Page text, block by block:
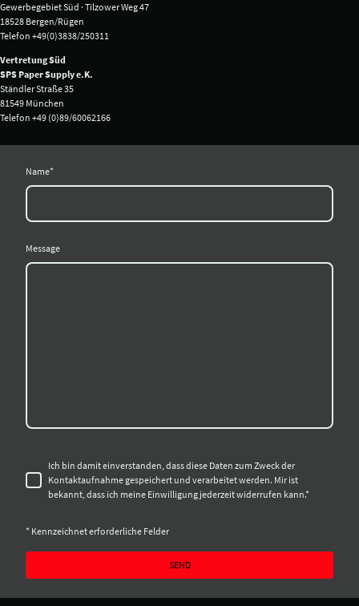
Gewerbegebiet Süd · Tilzower Weg 47
18528 Bergen/Rügen
Telefon +49(0)3838/250311
Vertretung Süd
SPS Paper Supply e.K.
Ständler Straße 35
81549 München
Telefon +49 (0)89/60062166
Name*
Message
Ich bin damit einverstanden, dass diese Daten zum Zweck der
Kontaktaufnahme gespeichert und verarbeitet werden. Mir ist
bekannt, dass ich meine Einwilligung jederzeit widerrufen kann.*
* Kennzeichnet erforderliche Felder
SEND